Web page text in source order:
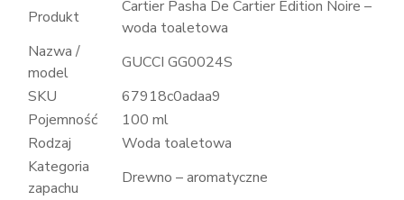
Produkt
Cartier Pasha De Cartier Edition Noire –
woda toaletowa
Nazwa /
model
GUCCI GG0024S
SKU
67918c0adaa9
Pojemność
100 ml
Rodzaj
Woda toaletowa
Kategoria
zapachu
Drewno – aromatyczne